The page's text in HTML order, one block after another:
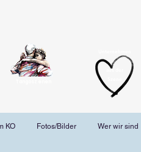
aus der
KO Fotos/Bilder Wer wir sind